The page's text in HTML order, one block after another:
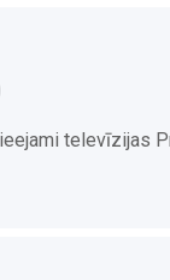
televīzijas